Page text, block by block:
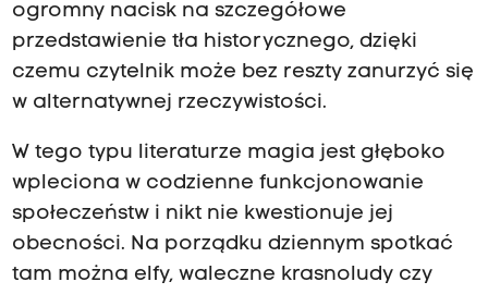
ogromny nacisk na szczegółowe
przedstawienie tła historycznego, dzięki
czemu czytelnik może bez reszty zanurzyć się
w alternatywnej rzeczywistości.
W tego typu literaturze magia jest głęboko
wpleciona w codzienne funkcjonowanie
społeczeństw i nikt nie kwestionuje jej
obecności. Na porządku dziennym spotkać
tam można elfy, waleczne krasnoludy czy